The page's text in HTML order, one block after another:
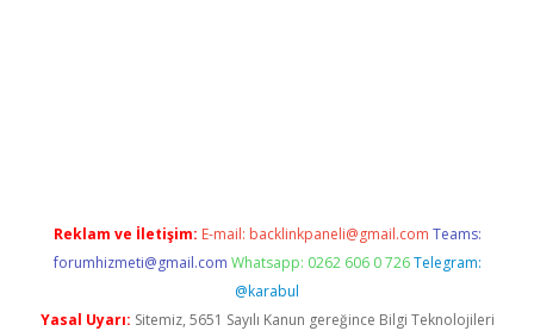
Reklam ve İletişim: E-mail: backlinkpaneli@gmail.com Teams:
forumhizmeti@gmail.com Whatsapp: 0262 606 0 726 Telegram:
@karabul
Yasal Uyarı: Sitemiz, 5651 Sayılı Kanun gereğince Bilgi Teknolojileri